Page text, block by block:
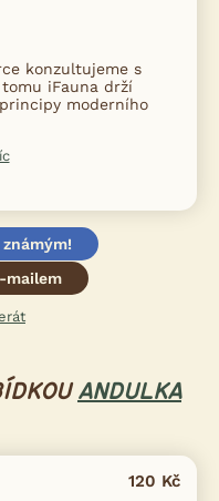
konzultujeme s
iFauna drží
moderního
mailem
ANDULKA
120 Kč